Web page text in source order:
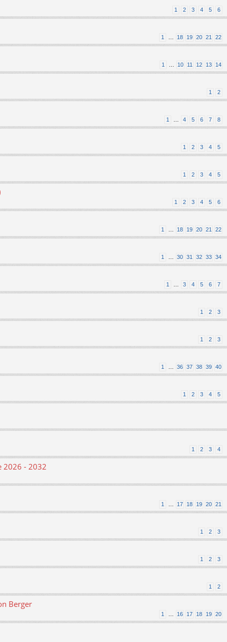
1 2 3 4 5 6
1 18 19 20 21 22
1 10 11 12 13 14
1 2
1 4 5 6 7 8
1 2 3 4 5
1 2 3 4 5
1 2 3 4 5 6
1 18 19 20 21 22
1 30 31 32 33 34
1 3 4 5 6 7
1 2 3
1 2 3
1 36 37 38 39 40
1 2 3 4 5
1 2 3 4
2026 - 2032
1 17 18 19 20 21
1 2 3
1 2 3
1 2
Berger
1 16 17 18 19 20